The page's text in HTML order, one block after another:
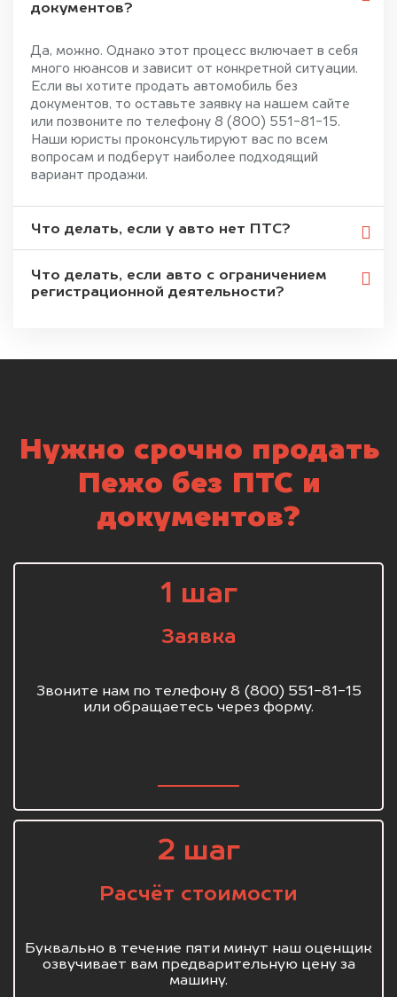
документов?
Да, можно. Однако этот процесс включает в себя
много нюансов и зависит от конкретной ситуации.
Если вы хотите продать автомобиль без
документов, то оставьте заявку на нашем сайте
или позвоните по телефону 8 (800) 551-81-15.
Наши юристы проконсультируют вас по всем
вопросам и подберут наиболее подходящий
вариант продажи.
Что делать, если у авто нет ПТС?
Что делать, если авто с ограничением
регистрационной деятельности?
Нужно срочно продать
Пежо без ПТС и
документов?
1 шаг
Заявка
Звоните нам по телефону 8 (800) 551-81-15
или обращаетесь через форму.
2 шаг
Расчёт стоимости
Буквально в течение пяти минут наш оценщик
озвучивает вам предварительную цену за
машину.